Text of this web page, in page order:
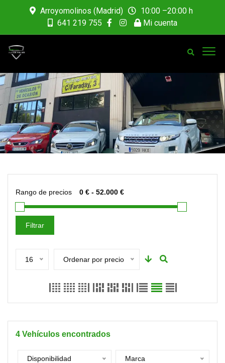
Arroyomolinos (Madrid)
10:00 –20:00 h
641 219 755
Mi cuenta
Rango de precios
Filtrar
16 Ordenar por precio
4 Vehículos encontrados
Disponibilidad Marca